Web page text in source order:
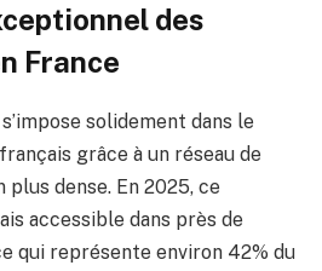
des
France
solidement dans le
grâce à un réseau de
dense. En 2025, ce
accessible dans près de
qui représente environ 42% du